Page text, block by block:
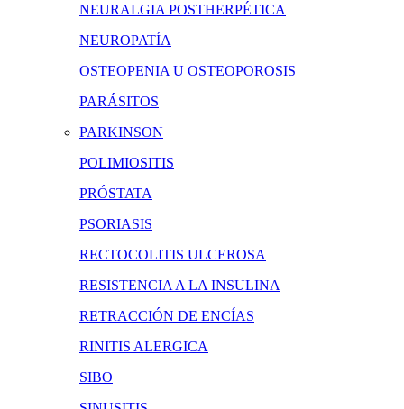
NEURALGIA POSTHERPÉTICA
NEUROPATÍA
OSTEOPENIA U OSTEOPOROSIS
PARÁSITOS
PARKINSON
POLIMIOSITIS
PRÓSTATA
PSORIASIS
RECTOCOLITIS ULCEROSA
RESISTENCIA A LA INSULINA
RETRACCIÓN DE ENCÍAS
RINITIS ALERGICA
SIBO